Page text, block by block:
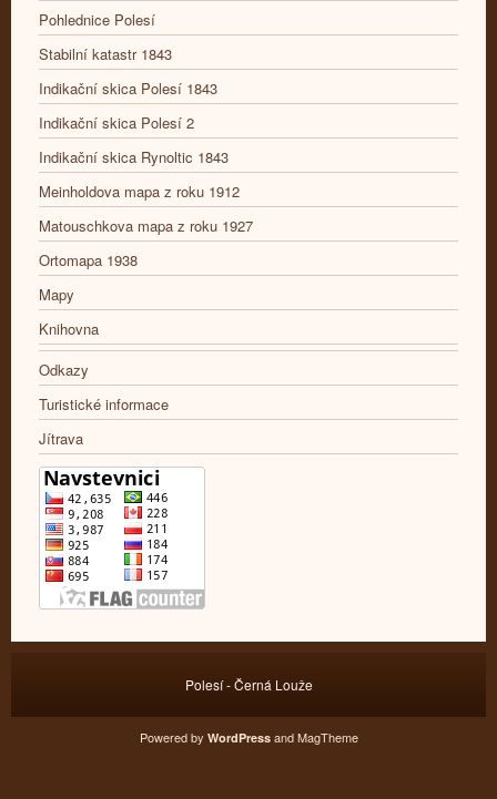
Pohlednice Polesí
Stabilní katastr 1843
Indikační skica Polesí 1843
Indikační skica Polesí 2
Indikační skica Rynoltic 1843
Meinholdova mapa z roku 1912
Matouschkova mapa z roku 1927
Ortomapa 1938
Mapy
Knihovna
Odkazy
Turistické informace
Jítrava
Polesí - Černá Louže
Powered by WordPressandMagTheme